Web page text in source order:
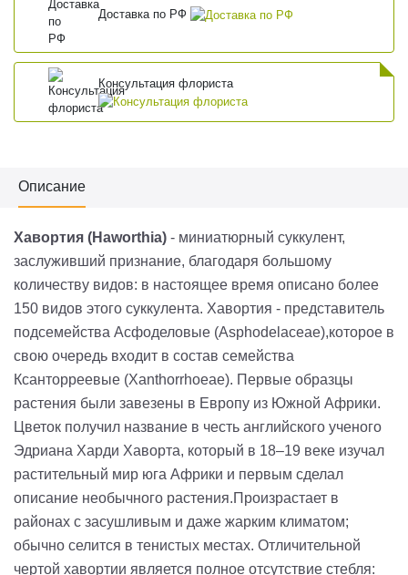
Доставка по РФ
Консультация флориста
Описание
Хавортия (Haworthia) - миниатюрный суккулент,
заслуживший признание, благодаря большому
количеству видов: в настоящее время описано более
150 видов этого суккулента. Хавортия - представитель
подсемейства Асфоделовые (Asphodelaceae),которое в
свою очередь входит в состав семейства
Ксанторреевые (Xanthorrhoeae). Первые образцы
растения были завезены в Европу из Южной Африки.
Цветок получил название в честь английского ученого
Эдриана Харди Хаворта, который в 18–19 веке изучал
растительный мир юга Африки и первым сделал
описание необычного растения.Произрастает в
районах с засушливым и даже жарким климатом;
обычно селится в тенистых местах. Отличительной
чертой хавортии является полное отсутствие стебля: